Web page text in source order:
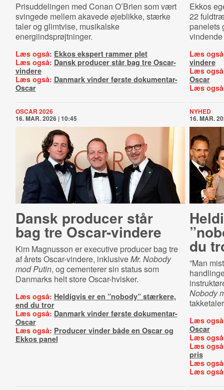
Prisuddelingen med Conan O’Brien som vært
svingede mellem akavede øjeblikke, stærke
taler og glimtvise, musikalske
energiindsprøjtninger.
Læs også: Ekkos ekspert rammer plet
Læs også: Dansk producer står bag tre Oscar-
vindere
Læs også: Danmark vinder første dokumentar-
Oscar
Ekkos
22
panelets
Læs
vindere
Læs
Oscar
Læs
OSCAR 2026
16. MAR. 2026 | 10:45
Dansk producer står
bag tre Oscar-vindere
Kim Magnusson er executive producer bag tre
af årets Oscar-vindere, inklusiveMr. Nobody
mod Putin, og cementerer sin status som
Danmarks helt store Oscar-hvisker.
Læs også: Heldigvis er en ”nobody” stærkere,
end du tror
Læs også: Danmark vinder første dokumentar-
Oscar
Læs også: Producer vinder både en Oscar og
Ekkos panel
NYHED
16. MAR.
du
”Man
Nobody
Læs
Oscar
Læs
Læs
pris
Læs
Læs